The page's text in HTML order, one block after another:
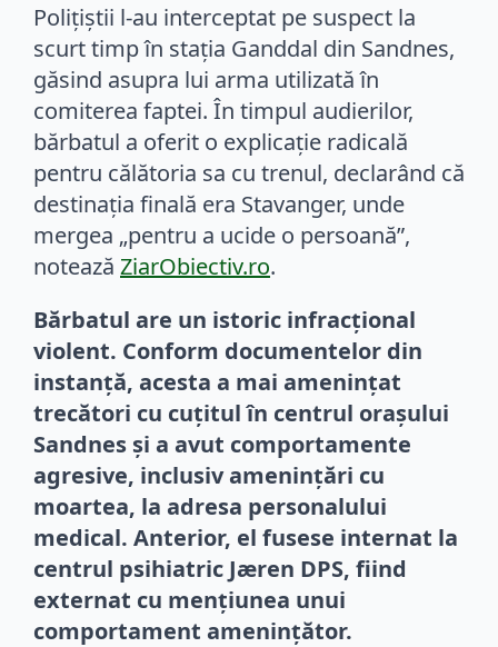
Polițiștii l-au interceptat pe suspect la
scurt timp în stația Ganddal din Sandnes,
găsind asupra lui arma utilizată în
comiterea faptei. În timpul audierilor,
bărbatul a oferit o explicație radicală
pentru călătoria sa cu trenul, declarând că
destinația finală era Stavanger, unde
mergea „pentru a ucide o persoană”,
notează ZiarObiectiv.ro.
Bărbatul are un istoric infracțional
violent. Conform documentelor din
instanță, acesta a mai amenințat
trecători cu cuțitul în centrul orașului
Sandnes și a avut comportamente
agresive, inclusiv amenințări cu
moartea, la adresa personalului
medical. Anterior, el fusese internat la
centrul psihiatric Jæren DPS, fiind
externat cu mențiunea unui
comportament amenințător.